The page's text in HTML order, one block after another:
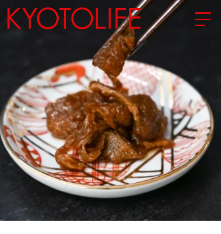
エリアから探す
地図から探す
カテゴリーから探す
SPECIAL
NEW OPEN
SERIES
CULTURE